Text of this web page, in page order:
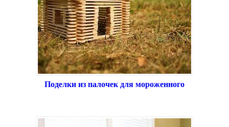
Поделки из палочек для мороженного